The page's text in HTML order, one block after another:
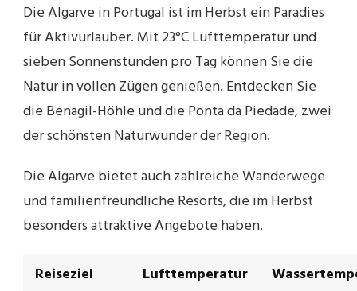
Die Algarve in Portugal ist im Herbst ein Paradies
für Aktivurlauber. Mit 23°C Lufttemperatur und
sieben Sonnenstunden pro Tag können Sie die
Natur in vollen Zügen genießen. Entdecken Sie
die Benagil-Höhle und die Ponta da Piedade, zwei
der schönsten Naturwunder der Region.
Die Algarve bietet auch zahlreiche Wanderwege
und familienfreundliche Resorts, die im Herbst
besonders attraktive Angebote haben.
Reiseziel Lufttemperatur